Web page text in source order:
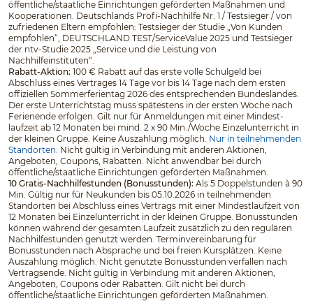
öffentliche/staatliche Einrichtungen geförderten Maßnahmen und
Kooperationen. Deutschlands Profi-Nachhilfe Nr. 1 / Testsieger / von
zufriedenen Eltern empfohlen: Testsieger der Studie „Von Kunden
empfohlen“, DEUTSCHLAND TEST/ServiceValue 2025 und Testsieger
der ntv-Studie 2025 „Service und die Leistung von
Nachhilfeinstituten“.
Rabatt-Aktion: 100 € Rabatt auf das erste volle Schulgeld bei
Abschluss eines Vertrages 14 Tage vor bis 14 Tage nach dem ersten
offiziellen Sommerferientag 2026 des entsprechenden Bundeslandes.
Der erste Unterrichtstag muss spätestens in der ersten Woche nach
Ferienende erfolgen. Gilt nur für Anmeldungen mit einer Mindest­
laufzeit ab 12 Monaten bei mind. 2 x 90 Min./Woche Einzelunterricht in
der kleinen Gruppe. Keine Auszahlung möglich. Nur in teilnehmenden
Standorten. Nicht gültig in Verbindung mit anderen Aktionen,
Angeboten, Coupons, Rabatten. Nicht anwendbar bei durch
öffentliche/staatliche Einrichtungen geförderten Maßnahmen.
10 Gratis-Nachhilfestunden (Bonusstunden): Als 5 Doppelstunden à 90
Min. Gültig nur für Neukunden bis 05.10.2026 in teilnehmenden
Standorten bei Abschluss eines Vertrags mit einer Mindestlaufzeit von
12 Monaten bei Einzelunterricht in der kleinen Gruppe. Bonusstunden
können während der gesamten Laufzeit zusätzlich zu den regulären
Nachhilfestunden genutzt werden. Terminvereinbarung für
Bonusstunden nach Absprache und bei freien Kursplätzen. Keine
Auszahlung möglich. Nicht genutzte Bonusstunden verfallen nach
Vertragsende. Nicht gültig in Verbindung mit anderen Aktionen,
Angeboten, Coupons oder Rabatten. Gilt nicht bei durch
öffentliche/staatliche Einrichtungen geförderten Maßnahmen.